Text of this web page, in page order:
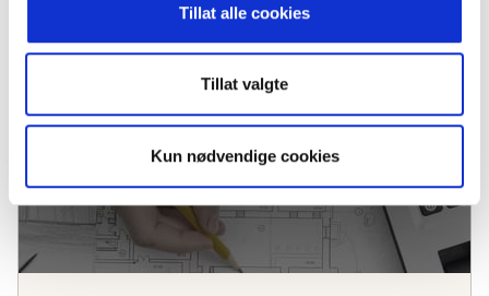
Tillat alle cookies
Tillat valgte
Kun nødvendige cookies